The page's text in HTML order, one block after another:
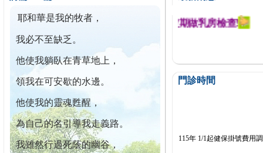
耶和華是我的牧者，
我必不至缺乏。
他使我躺臥在青草地上，
領我在可安歇的水邊。
他使我的靈魂甦醒，
為自己的名引導我走義路。
我雖然行過死蔭的幽谷，
今已篩檢出1700位乳癌患者,提醒您定期做乳房檢查!
門診時間
115年 1/1起健保掛號費用